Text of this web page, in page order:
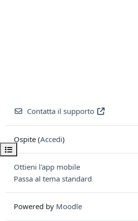
Apri indice del corso
Contatta il supporto
Ospite (Accedi)
Ottieni l'app mobile
Passa al tema standard
Powered by Moodle